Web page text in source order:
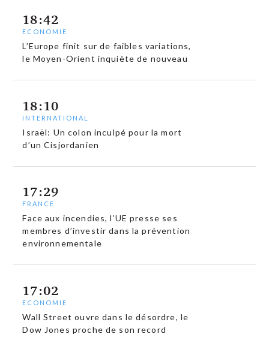
18:42
ECONOMIE
L’Europe finit sur de faibles variations,
le Moyen-Orient inquiète de nouveau
18:10
INTERNATIONAL
Israël: Un colon inculpé pour la mort
d’un Cisjordanien
17:29
FRANCE
Face aux incendies, l’UE presse ses
membres d’investir dans la prévention
environnementale
17:02
ECONOMIE
Wall Street ouvre dans le désordre, le
Dow Jones proche de son record